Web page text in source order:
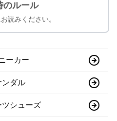
のルール
読みください。
ーカー
ンダル
ツシューズ